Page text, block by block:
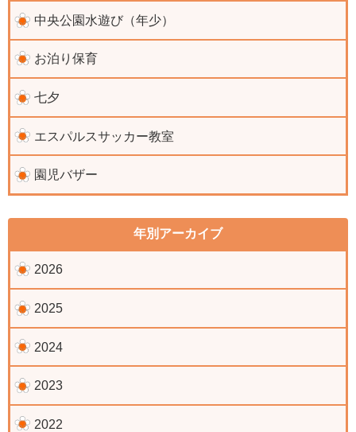
中央公園水遊び（年少）
お泊り保育
七夕
エスパルスサッカー教室
園児バザー
年別アーカイブ
2026
2025
2024
2023
2022